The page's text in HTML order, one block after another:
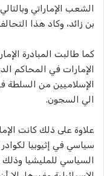
الشعب الإماراتي
بن زائد، وكاد هذا
كما طالبت المبادرة
الإمارات في المحاكم
الإسلاميين من السلطة
الي السجون.
علاوة على ذلك كانت
سياسي في إثيوبيا
السياسي للمليشيا وذلك